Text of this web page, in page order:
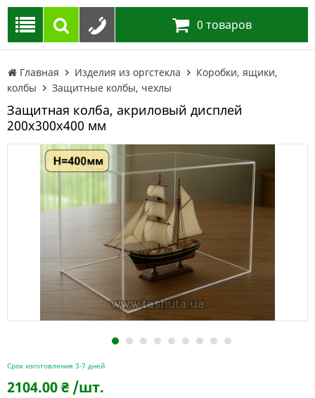
0 товаров
Главная Изделия из оргстекла
Коробки, ящики,
колбы
Защитные колбы, чехлы
Защитная колба, акриловый дисплей
200х300х400 мм
1 2 3 4 5 6 7 8 9
Срок изготовления 3-7 дней
2104.00₴ /шт.